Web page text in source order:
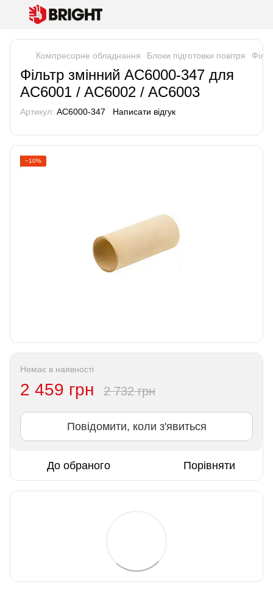
Компресорне обладнання Блоки підготовки повітря
Фільтр змінний AC6000-347 для
AC6001 / AC6002 / AC6003
Артикул: AC6000-347 Написати відгук
−10%
Немає в наявності
2 459 грн 2 732 грн
Повідомити, коли з'явиться
До обраного Порівняти